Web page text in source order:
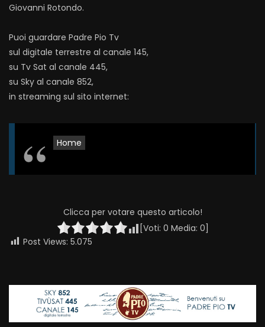
Giovanni Rotondo.
Puoi guardare Padre Pio Tv
sul digitale terrestre al canale 145,
su Tv Sat al canale 445,
su Sky al canale 852,
in streaming sul sito internet:
Home
Clicca per votare questo articolo!
[Voti: 0 Media: 0]
Post Views: 5.075